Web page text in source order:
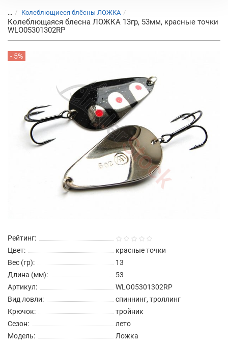
... Колеблющиеся блёсны ЛОЖКА
Колеблющаяся блесна ЛОЖКА 13гр, 53мм, красные точки
WLO05301302RP
- 5%
Рейтинг:
Цвет:
красные точки
Вес (гр):
13
Длина (мм):
53
Артикул:
WLO05301302RP
Вид ловли:
спиннинг, троллинг
Крючок:
тройник
Сезон:
лето
Модель:
Ложка